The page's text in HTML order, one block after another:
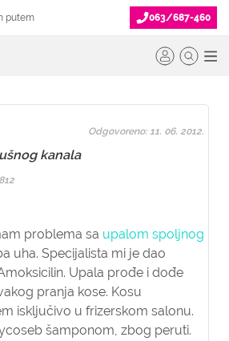
putem 063/687-460
kanala
problema sa upalom spoljnog
uha. Specijalista mi je dao
Upala prođe i dođe
pranja kose. Kosu
isključivo u frizerskom salonu.
šamponom, zbog peruti.
Odgovoreno: 11. 06. 2012.